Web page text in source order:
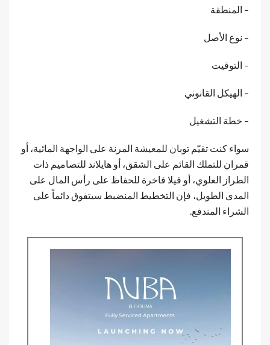
– المنطقة
– نوع الأصل
– التوقيت
– الهيكل القانوني
– خطة التشغيل
سواء كنت تقيّم توبان للمعيشة المرنة على الواجهة المائية، أو
قمران للتملك القائم على الشقق، أو هايلاند للتصاميم ذات
الطراز العلوي، أو فيلا فاخرة للحفاظ على رأس المال على
المدى الطويل، فإن التخطيط المنضبط سيتفوق دائماً على
الشراء المندفع.